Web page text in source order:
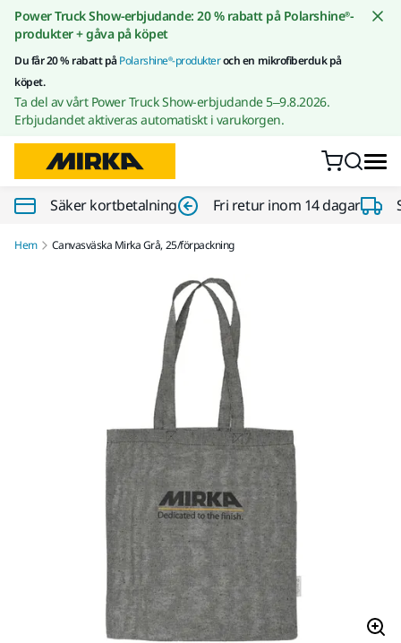
Gå till innehållet
Power Truck Show-erbjudande: 20 % rabatt på Polarshine®-
produkter + gåva på köpet
Du får 20 % rabatt påPolarshine®-produkteroch en mikrofiberduk på
köpet.
Ta del av vårt Power Truck Show-erbjudande 5–9.8.2026.
Erbjudandet aktiveras automatiskt i varukorgen.
Säker kortbetalning Fri retur inom 14 dagar
Hem Canvasväska Mirka Grå, 25/förpackning